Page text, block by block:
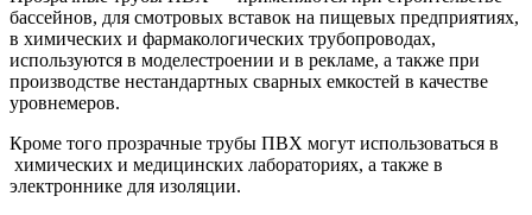
бассейнов, для смотровых вставок на пищевых предприятиях,
в химических и фармакологических трубопроводах,
используются в моделестроении и в рекламе, а также при
производстве нестандартных сварных емкостей в качестве
уровнемеров.
Кроме того прозрачные трубы ПВХ могут использоваться в
химических и медицинских лабораториях, а также в
электроннике для изоляции.